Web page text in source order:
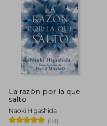
La razón por la que
salto
Naoki Higashida
(18)